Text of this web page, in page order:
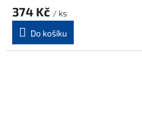
374 Kč / ks
Do košíku